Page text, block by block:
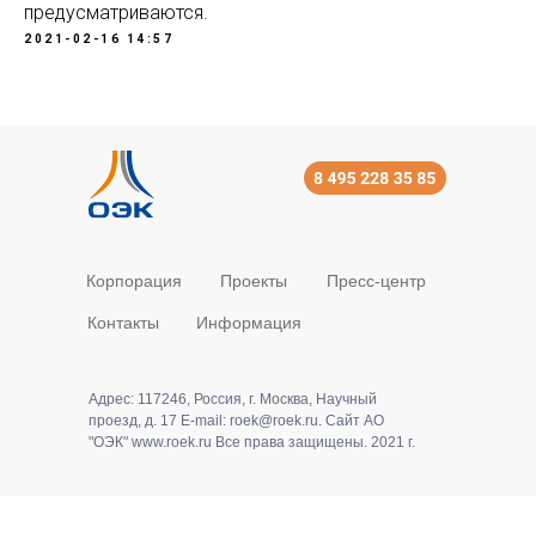
предусматриваются.
2021-02-16 14:57
Корпорация Пресс-центр
Контакты Информация
Проекты
Адрес: 117246, Россия, г. Москва, Научный
проезд, д. 17 E-mail: roek@roek.ru. Сайт АО
"ОЭК" www.roek.ru Все права защищены. 2021 г.